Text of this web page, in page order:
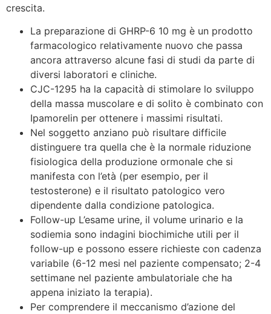
crescita.
La preparazione di GHRP-6 10 mg è un prodotto
farmacologico relativamente nuovo che passa
ancora attraverso alcune fasi di studi da parte di
diversi laboratori e cliniche.
CJC-1295 ha la capacità di stimolare lo sviluppo
della massa muscolare e di solito è combinato con
Ipamorelin per ottenere i massimi risultati.
Nel soggetto anziano può risultare difficile
distinguere tra quella che è la normale riduzione
fisiologica della produzione ormonale che si
manifesta con l’età (per esempio, per il
testosterone) e il risultato patologico vero
dipendente dalla condizione patologica.
Follow-up L’esame urine, il volume urinario e la
sodiemia sono indagini biochimiche utili per il
follow-up e possono essere richieste con cadenza
variabile (6-12 mesi nel paziente compensato; 2-4
settimane nel paziente ambulatoriale che ha
appena iniziato la terapia).
Per comprendere il meccanismo d’azione del